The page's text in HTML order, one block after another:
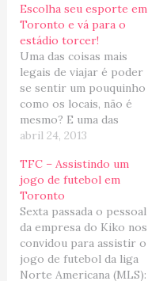
Escolha seu esporte em
Toronto e vá para o
estádio torcer!
Uma das coisas mais
legais de viajar é poder
se sentir um pouquinho
como os locais, não é
mesmo? E uma das
experiências mais
conseguir se misturar
com a galera, é se
deslocar para os
estádios e curtir os
esportes favoritos da
nação. Nem preciso
comentar, que hockey…
abril 24, 2013
TFC – Assistindo um
jogo de futebol em
Toronto
Sexta passada o pessoal
da empresa do Kiko nos
convidou para assistir o
jogo de futebol da liga
Norte Americana (MLS):